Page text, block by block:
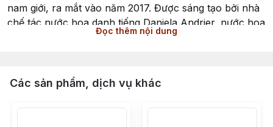
nam giới, ra mắt vào năm 2017. Được sáng tạo bởi nhà
chế tác nước hoa danh tiếng Daniela Andrier, nước hoa
này mang đến cảm giác hiện đại, mạnh mẽ và đầy tự
cay nồng, khơi dậy sự sảng khoái và ấn tượng ban đầu.
Đọc thêm nội dung
Các sản phẩm, dịch vụ khác